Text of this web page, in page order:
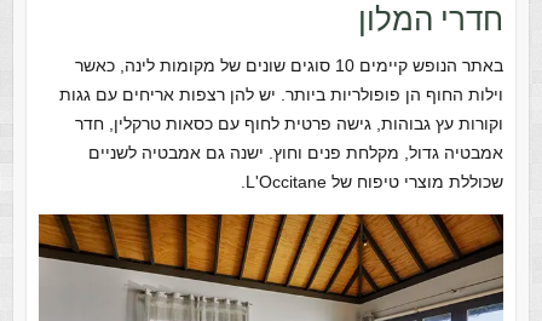
חדרי המלון
באתר הנופש קיימים 10 סוגים שונים של מקומות לינה, כאשר
וילות החוף הן פופולריות ביותר. יש להן רצפות אריחים עם גגות
וקורות עץ גבוהות, גישה פרטית לחוף עם כסאות טרקלין, חדר
אמבטיה גדול, מקלחת פנים וחוץ. ישנה גם אמבטיה לשניים
שכוללת מוצרי טיפוח של L'Occitane.